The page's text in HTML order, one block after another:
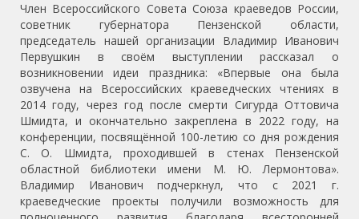
Член Всероссийского Совета Союза краеведов России,
советник губернатора Пензенской области,
председатель нашей организации Владимир Иванович
Первушкин в своём выступлении рассказал о
возникновении идеи праздника: «Впервые она была
озвучена на Всероссийских краеведческих чтениях в
2014 году, через год после смерти Сигурда Оттовича
Шмидта, и окончательно закреплена в 2022 году, на
конференции, посвящённой 100-летию со дня рождения
С. О. Шмидта, проходившей в стенах Пензенской
областной библиотеки имени М. Ю. Лермонтова».
Владимир Иванович подчеркнул, что с 2021 г.
краеведческие проекты получили возможность для